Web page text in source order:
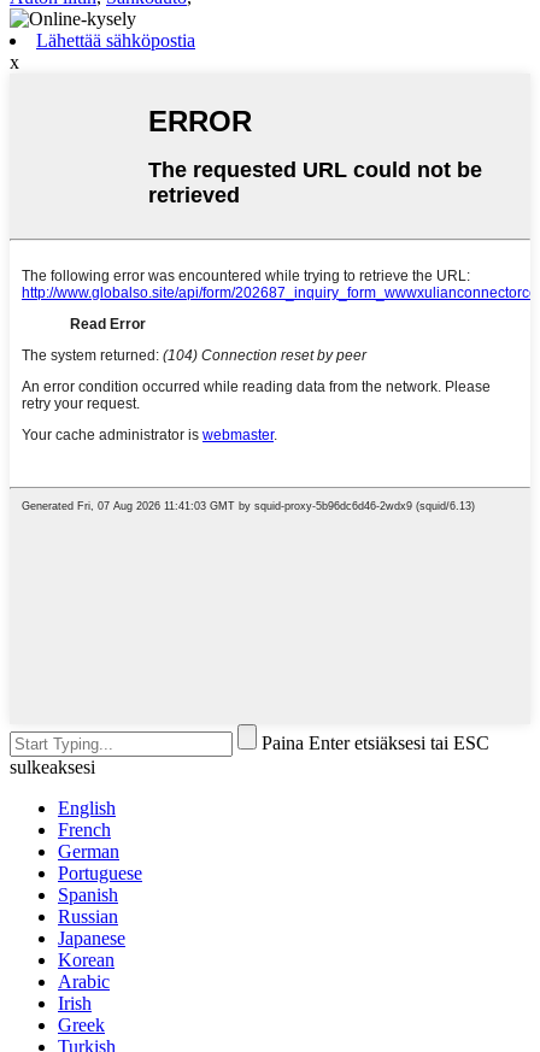
Lähettää sähköpostia
x
Paina Enter etsiäksesi tai ESC
sulkeaksesi
English
French
German
Portuguese
Spanish
Russian
Japanese
Korean
Arabic
Irish
Greek
Turkish